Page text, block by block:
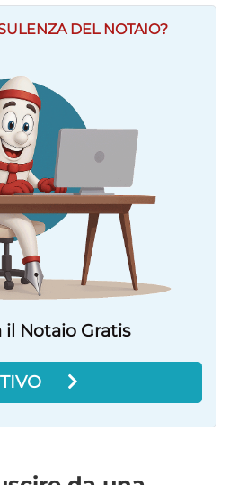
DEL NOTAIO?
Notaio Gratis